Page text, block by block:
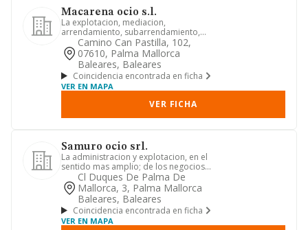
Macarena ocio s.l.
La explotacion, mediacion,
arrendamiento, subarrendamiento,
cesion, compra y venta, de
restaurantes...
Camino Can Pastilla, 102,
07610, Palma Mallorca
Baleares, Baleares
Coincidencia encontrada en ficha
VER EN MAPA
VER FICHA
Samuro ocio srl.
La administracion y explotacion, en el
sentido mas amplio; de los negocios
de restaurantes, bares y...
Cl Duques De Palma De
Mallorca, 3, Palma Mallorca
Baleares, Baleares
Coincidencia encontrada en ficha
VER EN MAPA